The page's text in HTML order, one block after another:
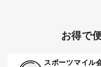
お得で
スポーツマイル